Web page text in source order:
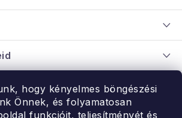
hogy kényelmes böngészési
Önnek, és folyamatosan
funkcióit, teljesítményét és